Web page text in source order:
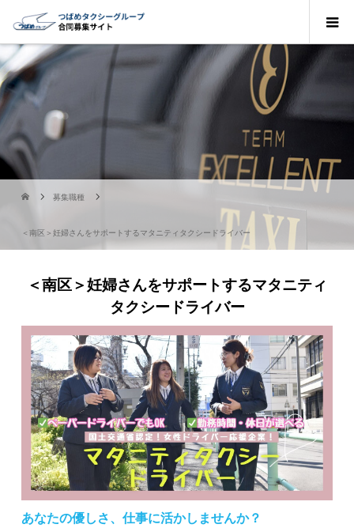
募集職種
＜南区＞妊婦さんをサポートするマタニティタクシードライバー
＜南区＞妊婦さんをサポートするマタニティ
タクシードライバー
あなたの優しさ、仕事に活かしませんか？